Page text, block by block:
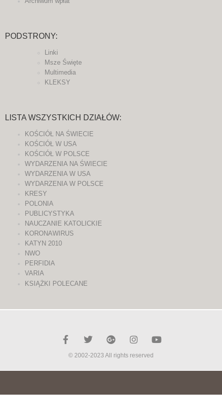
PODSTRONY:
Linki
Msze Święte
Multimedia
KLEKSY
LISTA WSZYSTKICH DZIAŁÓW:
KOŚCIÓŁ NA ŚWIECIE
KOŚCIÓŁ W USA
KOŚCIÓŁ W POLSCE
WYDARZENIA NA ŚWIECIE
WYDARZENIA W USA
WYDARZENIA W POLSCE
KRESY
POLONIA
PUBLICYSTYKA
NAUCZANIE KATOLICKIE
KORONAWIRUS
KATYN 2010
NWO
PERFIDIA
VARIA
KSIĄŻKI POLECANE
© 2002-2023 All rights reserved